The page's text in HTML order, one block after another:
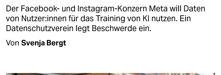
Der Facebook- und Instagram-Konzern Meta will Daten
von Nut­ze­r:in­nen für das Training von KI nutzen. Ein
Datenschutzverein legt Beschwerde ein.
Von Svenja Bergt